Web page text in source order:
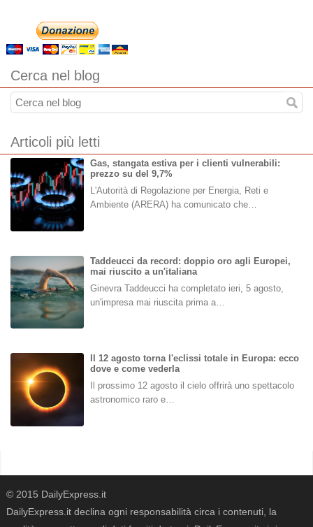
Cerca nel blog
Articoli più letti
Gas, stangata estiva per i clienti vulnerabili:
prezzo su del 9,7%
L'Autorità di Regolazione per Energia, Reti e
Ambiente (ARERA) ha comunicato che…
Taddeucci da record: doppio oro agli Europei,
mai riuscito a un'italiana
Ginevra Taddeucci ha completato ieri, 5 agosto,
un'impresa mai riuscita prima a…
Il 12 agosto torna l'eclissi totale in Europa: ecco
dove e come vederla
Il prossimo 12 agosto il cielo offrirà uno spettacolo
astronomico raro e…
© 2015 DailyExpress.it
DailyExpress.it declina ogni responsabilità circa i contenuti, la